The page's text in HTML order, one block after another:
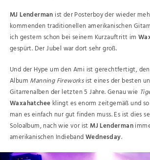
MJ Lenderman ist der Posterboy der wieder
kommenden traditionellen amerikanischen
ich gestern schon bei seinem Kurzauftritt im
gespürt. Der Jubel war dort sehr groß.
Und der Hype um den Ami ist gerechtfertigt,
Album Manning Fireworksist eines der besten
Gitarrenalben der letzten 5 Jahre. Genau wie
Waxahatchee klingt es enorm zeitgemäß und
man es einfach nur gut finden muss. Es ist dies
Soloalbum, nach wie vor istMJ Lenderman
amerikanischen IndiebandWednesday.